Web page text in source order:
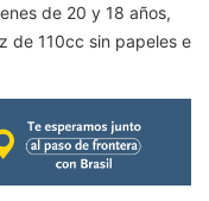
de 20 y 18 años,
de 110cc sin papeles e